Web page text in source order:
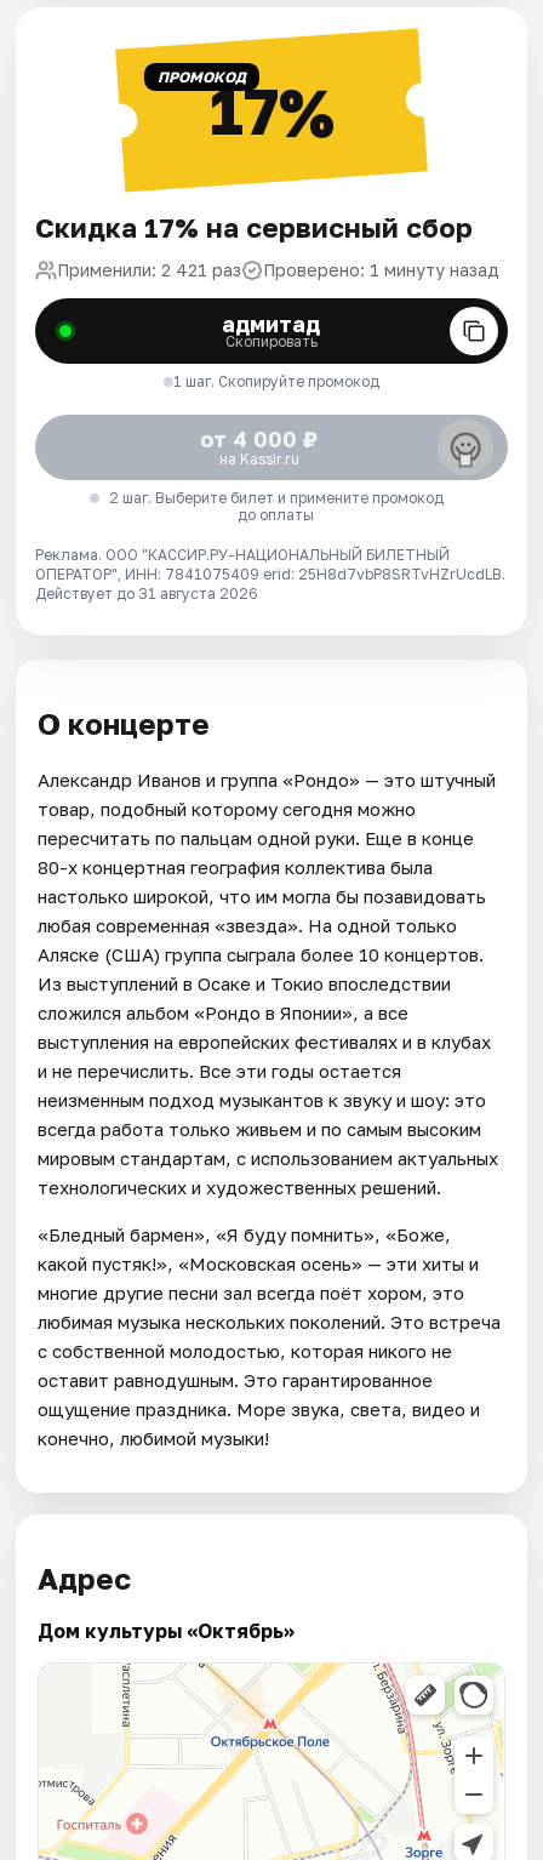
ПРОМОКОД17%
Скидка 17% на сервисный сбор
Применили: 2 421 раз Проверено: 1 минуту назад
адмитад
Скопировать
1 шаг. Скопируйте промокод
от 4 000 ₽
на Kassir.ru
2 шаг. Выберите билет и примените промокод
до оплаты
Реклама. ООО "КАССИР.РУ-НАЦИОНАЛЬНЫЙ БИЛЕТНЫЙ
ОПЕРАТОР", ИНН: 7841075409 erid: 25H8d7vbP8SRTvHZrUcdLB.
Действует до 31 августа 2026
О концерте
Александр Иванов и группа «Рондо» — это штучный
товар, подобный которому сегодня можно
пересчитать по пальцам одной руки. Еще в конце
80-х концертная география коллектива была
настолько широкой, что им могла бы позавидовать
любая современная «звезда». На одной только
Аляске (США) группа сыграла более 10 концертов.
Из выступлений в Осаке и Токио впоследствии
сложился альбом «Рондо в Японии», а все
выступления на европейских фестивалях и в клубах
и не перечислить. Все эти годы остается
неизменным подход музыкантов к звуку и шоу: это
всегда работа только живьем и по самым высоким
мировым стандартам, с использованием актуальных
технологических и художественных решений.
«Бледный бармен», «Я буду помнить», «Боже,
какой пустяк!», «Московская осень» — эти хиты и
многие другие песни зал всегда поёт хором, это
любимая музыка нескольких поколений. Это встреча
с собственной молодостью, которая никого не
оставит равнодушным. Это гарантированное
ощущение праздника. Море звука, света, видео и
конечно, любимой музыки!
Адрес
Дом культуры «Октябрь»